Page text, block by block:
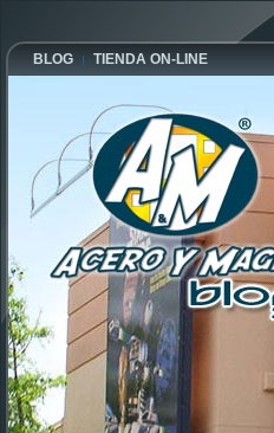
BLOG TIENDA ON-LINE